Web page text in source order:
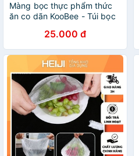
Màng bọc thực phẩm thức
ăn co dãn KooBee - Túi bọc
bảo quản thực phẩm cực tốt
(NB11)
25.000 đ